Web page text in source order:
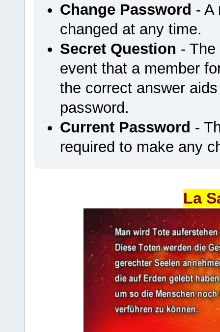
Change Password - A
changed at any time.
Secret Question -
event that a member
the correct answer
password.
Current Password -
required to make any
La